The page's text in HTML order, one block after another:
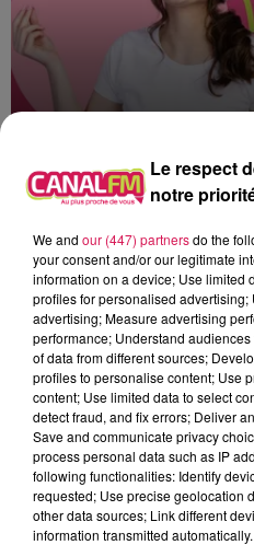
0h00 - 6h00
Les hits de Canal FM
4h50
4h50
KUNGS
Never Going Home
4h48
4h48
Ça Pik Un
Le respect
notre
We and our (447) partnersdo the
your consent and/or our legitimate
information on a device; Use limited
profiles for personalised
advertising; Measure advertising
performance; Understand
of data from different sources;
profiles to personalise content; Use
content; Use limited data to select
detect fraud, and fix errors; Deliver
Save and communicate privacy
process personal data such as IP
following functionalities: Identify
requested; Use precise geolocation
other data sources; Link different
information transmitted automatically.